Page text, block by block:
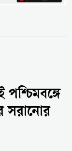
সরানোর